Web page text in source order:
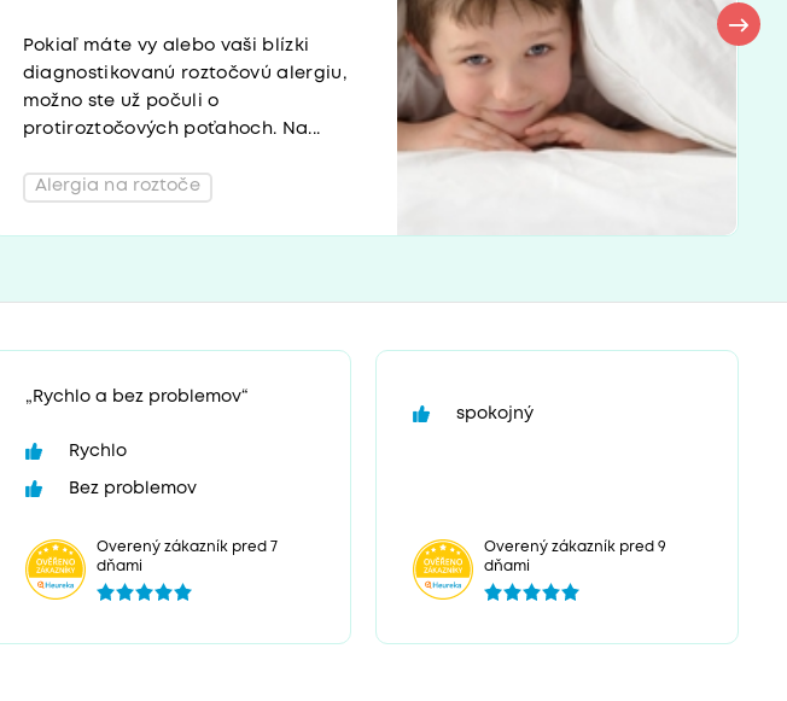
Pokiaľ máte vy alebo vaši blízki
diagnostikovanú roztočovú alergiu,
možno ste už počuli o
protiroztočových poťahoch. Na...
Alergia na roztoče
„Rychlo a bez problemov“
Rychlo
Bez problemov
Overený zákazník pred 7
dňami
spokojný
Overený zákazník pred 9
dňami